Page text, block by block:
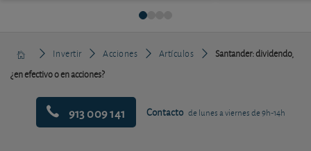
Invertir Acciones Artículos
Santander: dividendo,
¿en efectivo o en acciones?
913 009 141 Contacto de lunes a viernes de 9h-14h